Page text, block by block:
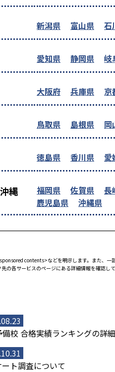
新潟県 富山県 石
愛知県 静岡県 岐
大阪府 兵庫県 京
鳥取県 島根県 岡
徳島県 香川県 愛
縄 福岡県 佐賀県 長
鹿児島県
沖縄県
contents>などを明示します。また、
の各サービスのページにある詳細情報を確認して
校 合格実績ランキングの詳細
ト調査について